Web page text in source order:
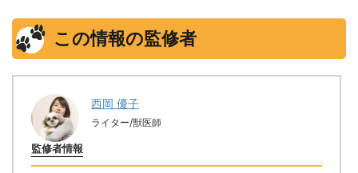
この情報の監修者
監修者情報
西岡 優子
ライター/獣医師